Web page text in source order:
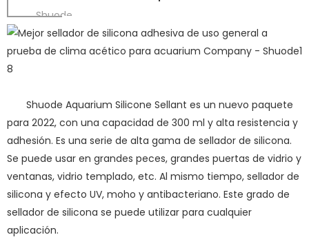
Shuode
Shuode Aquarium Silicone Sellant es un nuevo paquete
para 2022, con una capacidad de 300 ml y alta resistencia y
adhesión. Es una serie de alta gama de sellador de silicona.
Se puede usar en grandes peces, grandes puertas de vidrio y
ventanas, vidrio templado, etc. Al mismo tiempo, sellador de
silicona y efecto UV, moho y antibacteriano. Este grado de
sellador de silicona se puede utilizar para cualquier
aplicación.